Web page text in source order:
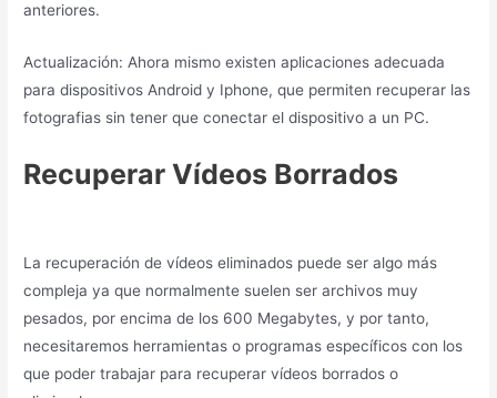
anteriores.
Actualización: Ahora mismo existen aplicaciones adecuada
para dispositivos Android y Iphone, que permiten recuperar las
fotografias sin tener que conectar el dispositivo a un PC.
Recuperar Vídeos Borrados
La recuperación de vídeos eliminados puede ser algo más
compleja ya que normalmente suelen ser archivos muy
pesados, por encima de los 600 Megabytes, y por tanto,
necesitaremos herramientas o programas específicos con los
que poder trabajar para recuperar vídeos borrados o